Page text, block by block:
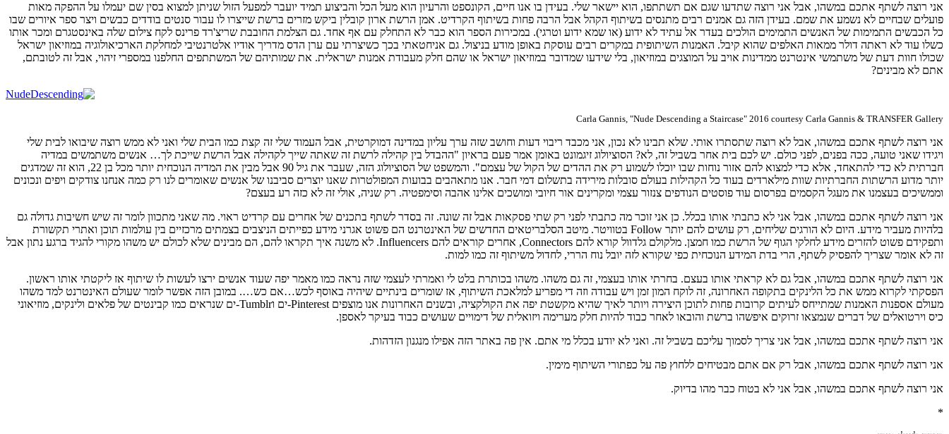
אני רוצה לשתף אתכם במשהו, אבל אני רוצה שתדעו שגם אם תשתתפו, הוא יישאר שלי. בעידן בו אנו חיים, הקונספט והרעיון הוא מעל הכל והביצוע תמיד יועבר למפעל הזול שניתן למצוא בסין שם יעמלו על ההפקה מאות
פועלים שבחיים לא נשמע את שמם. בעידן הזה גם אמנים רבים מתנסים בשיתוף הקהל אבל הרבה פחות בשיתוף הקרדיט. אמן הרשת ארון קובלין ביקש מזרים ברשת שייצרו לו עבור סנטים בודדים כבשים ויצר ספר איורים שבו
כל הכבשים התמימות של האנשים התמימים הולכים בעדר אל עתיד לא ידוע (או שמא ידוע וטרגי). במכירות הספר הוא כבר לא התחלק עם אף אחד. גם הצלמת החובבת שריצ'רד פרינס לקח צילום שלה באינסטגרם ומכר אותו
כשלו עוד לא ראתה דולר ממאות האלפים שהוא קיבל. האמנות השיתופית במקרים רבים עוסקת באופן מודע בניצול. גם אניחטאתי בכך כשיצרתי עם ערן הדס מדריך אודיו אלטרנטיבי למחלקת הארכיאולוגיה במוזיאון ישראל
שכולו חוות דעת של משתמשי אינטרנט ממדינות אויב על המוצגים במוזיאון, בלי שידעו שמדובר במוזיאון ישראל או שהם חלק מעבודת אמנות ישראלית. את שמותיהם של המשתתפים החלפנו במספרי זיהוי, אבל זה לטובתם,
אתם לא מבינים?
Carla Gannis, "Nude Descending a Staircase" 2016 courtesy Carla Gannis & TRANSFER Gallery
אני רוצה לשתף אתכם במשהו, אבל לא רוצה שתסתרו אותי. שלא תבינו לא נכון, אני מכבד ריבוי דעות וחושב שזה ערך עליון במדינה דמוקרטית, אבל העמוד שלי זה קצת כמו הבית שלי ואני לא ממש רוצה שיבואו לבית שלי
ויגידו שאני טועה, ככה בפנים, לפני כולם. יש לכם בית אחר בשביל זה, לא? הסוציולוג זיגמונט באומן אמר פעם בראיון "ההבדל בין קהילה לרשת זה שאתה שייך לקהילה אבל הרשת שייכת לך… אנשים משתמשים במדיה
חברתית לא כדי להתאחד, אלא כדי למצוא להם אזור נוחות שבו יוכלו לשמוע רק את ההדים של הקול של עצמם". והמשפט של הסוציולוג הזה, שעבר את גיל 90 אבל מבין את המדיה הנוכחית יותר מכל בן 22, הוא זה שמדגים
יותר מדוע הרשתות החברתיות שוות מילארדים בעוד כל הקהילות בעולם סובלות מירידה בתשלום דמי חבר. אנו מתאהבים בבועות המפולטרות שאנו יוצרים סביבנו של אנשים שאומרים לנו רק כמה אנחנו צודקים ויפים ונכונים
וממשיכים בעצמנו את מעגל הקסמים בפרסום עוד פוסטים הנודפים צנזור עצמי ומקרינים אור חיובי ומושכים אלינו אהבה וסימפטיה. רק שניה, אולי זה לא כזה רע בעצם?
אני רוצה לשתף אתכם במשהו, אבל אני לא כתבתי אותו בכלל. כן אני זוכר מה כתבתי לפני רק שתי פסקאות אבל זה שונה. זה בסדר לשתף בתכנים של אחרים עם קרדיט ראוי. מה שאני מתכוון לומר זה שיש חשיבות גדולה גם
בלהיות מעביר מידע. היום לא הורגים שליחים, רק עושים להם יותר Follow בטוויטר. מיטב הסלבריטאים החדשים של האינטרנט הם פשוט אגרני מידע כפייתים הניצבים בצמתים מרכזיים בין עולמות תוכן ואתרי תקשורת
ותפקידם פשוט להזרים מידע לחלקי הגוף של הרשת כמו חמצן. מלקולם גלדוול קורא להם Connectors, אחרים קוראים להם Influencers. לא משנה איך תקראו להם, הם מבינים שלא לכולם יש משהו מקורי להגיד ברגע נתון אבל
זה לא אומר שצריך להפסיק לשתף, הרי בדת המידע הנוכחית כפי שקורא לזה יובל נוח הררי, לחדול משיתוף זה כמו למות.
אני רוצה לשתף אתכם במשהו, אבל גם לא קראתי אותו בעצם. בחרתי אותו בעצמי, זה גם משהו. משהו בכותרת בלט לי ואמרתי לעצמי שזה נראה כמו מאמר יפה שעוד אנשים ירצו לעשות לו שיתוף אז ליקטתי אותו ראשון.
הפסקתי לקרוא ממש את כל הלינקים בתקופה האחרונה, זה לוקח המון זמן ויש עבודה וזה די מפריע למלאכת השיתוף, אז שומרים בינתיים שיהיה באוסף לכש…אם כש…. במובן הזה אפשר לומר שעולם האינטרנט למד משהו
מעולם אספנות האמנות שמתייחס לעיתים קרובות פחות לתוכן היצירה ויותר לאיך שהיא מקשטת יפה את הקולקציה, ובשנים האחרונות אנו מוצפים Pinterest-ים וTumblr-ים שנראים כמו קבינטים של פלאים ולינקים, מוזיאוני
כיס וירטואלים של דברים שנמצאו זרוקים איפשהו ברשת והובאו לאחר כבוד להיות חלק מערימה ויזואלית של דימויים שעושים כבוד בעיקר לאספן.
אני רוצה לשתף אתכם במשהו, אבל אני צריך לסמוך עליכם בשביל זה. ואני לא יודע בכלל מי אתם. אין פה באתר הזה אפילו מנגנון הזדהות.
אני רוצה לשתף אתכם במשהו, אבל רק אם אתם מבטיחים ללחוץ פה על כפתורי השיתוף מימין.
אני רוצה לשתף אתכם במשהו, אבל אני לא בטוח כבר מהו בדיוק.
*